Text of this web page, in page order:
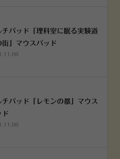
チパッド「理科室に眠る実験道
街」マウスパッド
チパッド「レモンの都」マウス
ド